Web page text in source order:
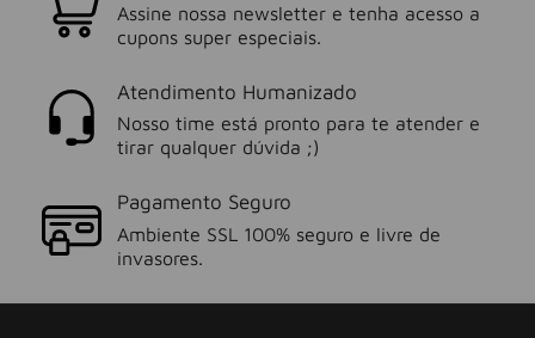
Assine nossa newsletter e tenha acesso a
cupons super especiais.
Atendimento Humanizado
Nosso time está pronto para te atender e
tirar qualquer dúvida ;)
Pagamento Seguro
Ambiente SSL 100% seguro e livre de
invasores.